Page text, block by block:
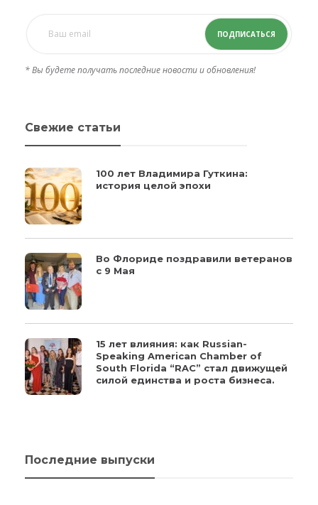
ПОДПИСАТЬСЯ
* Вы будете получать последние новости и обновления!
Свежие статьи
100 лет Владимира Гуткина:
история целой эпохи
Во Флориде поздравили ветеранов
с 9 Мая
15 лет влияния: как Russian-
Speaking American Chamber of
South Florida “RAC” стал движущей
силой единства и роста бизнеса.
Последние выпуски